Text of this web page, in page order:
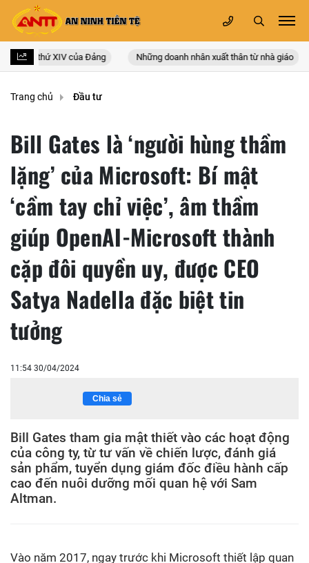
lần thứ XIV của Đảng Những doanh nhân xuất thân từ nhà giáo
Trang chủ Đầu tư
Bill Gates là ‘người hùng thầm
lặng’ của Microsoft: Bí mật
‘cầm tay chỉ việc’, âm thầm
giúp OpenAI-Microsoft thành
cặp đôi quyền uy, được CEO
Satya Nadella đặc biệt tin
tưởng
11:54 30/04/2024
Chia sẻ
Bill Gates tham gia mật thiết vào các hoạt động
của công ty, từ tư vấn về chiến lược, đánh giá
sản phẩm, tuyển dụng giám đốc điều hành cấp
cao đến nuôi dưỡng mối quan hệ với Sam
Altman.
Vào năm 2017, ngay trước khi Microsoft thiết lập quan